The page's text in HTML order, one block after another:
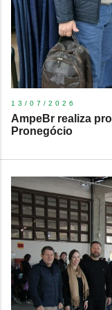
13/07/2026
AmpeBr realiza
Pronegócio